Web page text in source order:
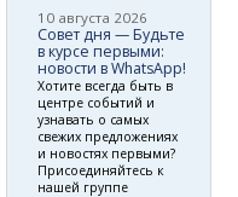
10 августа 2026
Совет дня — Будьте
в курсе первыми:
новости в WhatsApp!
Хотите всегда быть в
центре событий и
узнавать о самых
свежих предложениях
и новостях первыми?
Присоединяйтесь к
нашей группе